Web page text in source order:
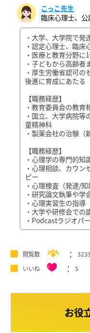
こっこ先生
臨床心理士、
・大学、大学院で発
・認定心理士、臨
・医療と教育分野
・子どもから高齢者
・厚生労働省認可の
後進に育成にあたる
【職務経歴】
・教育委員会の教育
・国立、大学病院等
童精神科
・製薬会社の治験
【職務経歴】
・心理学の専門的知
・心理相談、カウン
ピー
・心理検査（発達/
・研究論文執筆や学
・心理実習生の指導
・大学や研修会での
・Podcastラジオパ
閲覧数
3233
いいね
5
お役